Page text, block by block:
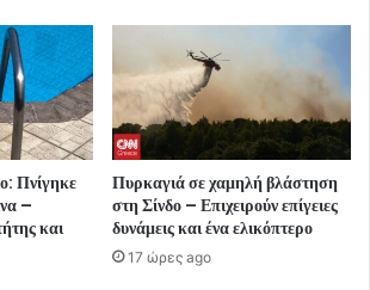
Πνίγηκε
–
και
Πυρκαγιά σε χαμηλή βλάστηση
στη Σίνδο – Επιχειρούν επίγειες
δυνάμεις και ένα ελικόπτερο
17 ώρες ago